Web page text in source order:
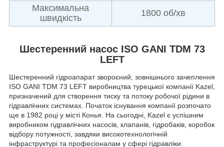
Максимальна
швидкість
1800 об/хв
Шестеренний насос ISO GANI TDM 73
LEFT
Шестеренний гідроапарат звороєний, зовнішнього зачеплення
ISO GANI TDM 73 LEFT виробництва турецької компанії Kazel,
призначений для створення тиску та потоку робочої рідини в
гідравлічних системах. Початок існування компанії розпочато
ще в 1982 році у місті Конья. На сьогодні, Kazel є успішним
виробником гідравлічних насосів, клапанів, гідробаків, коробок
відбору потужності, завдяки високотехнологічній
інфраструктурі та професіоналам у сфері гідравліки.